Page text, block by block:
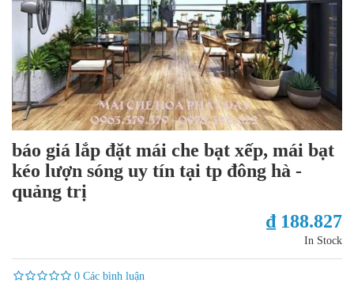
báo giá lắp đặt mái che bạt xếp, mái bạt
kéo lượn sóng uy tín tại tp đông hà -
quảng trị
₫ 188.827
In Stock
0 Các bình luận